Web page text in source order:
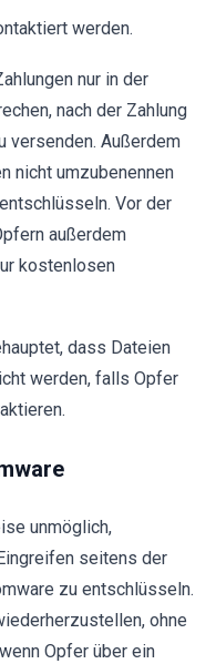
werden.
nur in der
nach der Zahlung
versenden. Außerdem
nicht umzubenennen
Vor der
außerdem
kostenlosen
dass Dateien
werden, falls Opfer
unmöglich,
seitens der
zu entschlüsseln.
ohne
Opfer über ein